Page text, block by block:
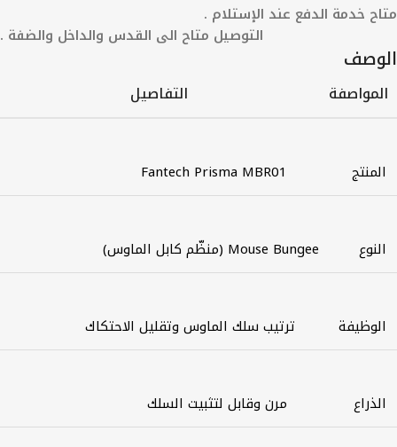
متاح خدمة الدفع عند الإستلام .
التوصيل متاح الى القدس والداخل والضفة .
الوصف
المواصفة التفاصيل
المنتج Fantech Prisma MBR01
النوع Mouse Bungee (منظّم كابل الماوس)
الوظيفة ترتيب سلك الماوس وتقليل الاحتكاك
الذراع مرن وقابل لتثبيت السلك